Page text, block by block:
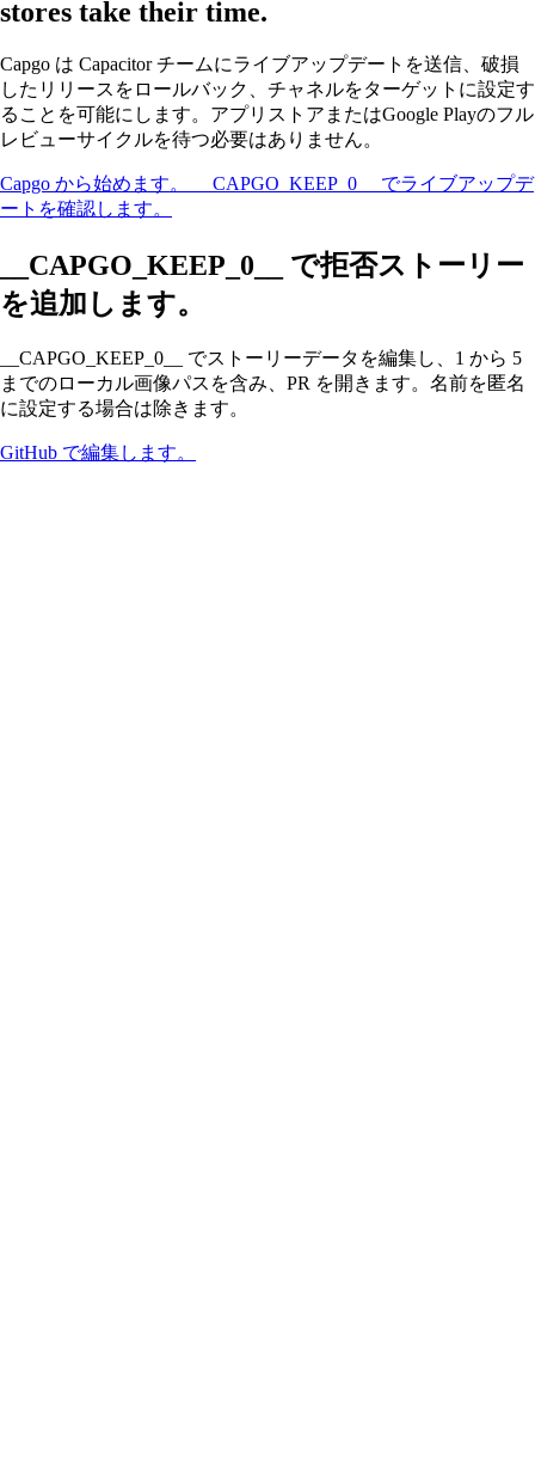
stores take their time.
Capgo は Capacitor チームにライブアップデートを送信、破損
したリリースをロールバック、チャネルをターゲットに設定す
ることを可能にします。アプリストアまたはGoogle Playのフル
レビューサイクルを待つ必要はありません。
Capgo から始めます。
__CAPGO_KEEP_0__ でライブアップデ
ートを確認します。
__CAPGO_KEEP_0__ で拒否ストーリー
を追加します。
__CAPGO_KEEP_0__ でストーリーデータを編集し、1 から 5
までのローカル画像パスを含み、PR を開きます。名前を匿名
に設定する場合は除きます。
GitHub で編集します。